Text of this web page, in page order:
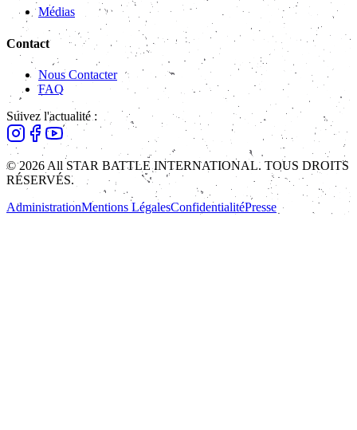
Médias
Contact
Nous Contacter
FAQ
Suivez l'actualité :
© 2026 All STAR BATTLE INTERNATIONAL. TOUS DROITS
RÉSERVÉS.
AdministrationMentions LégalesConfidentialitéPresse